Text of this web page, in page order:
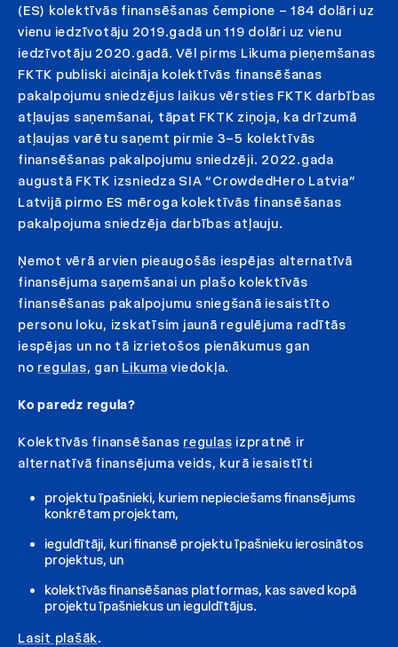
(ES) kolektīvās finansēšanas čempione – 184 dolāri uz
vienu iedzīvotāju 2019.gadā un 119 dolāri uz vienu
iedzīvotāju 2020.gadā. Vēl pirms Likuma pieņemšanas
FKTK publiski aicināja kolektīvās finansēšanas
pakalpojumu sniedzējus laikus vērsties FKTK darbības
atļaujas saņemšanai, tāpat FKTK ziņoja, ka drīzumā
atļaujas varētu saņemt pirmie 3–5 kolektīvās
finansēšanas pakalpojumu sniedzēji. 2022.gada
augustā FKTK izsniedza SIA “CrowdedHero Latvia”
Latvijā pirmo ES mēroga kolektīvās finansēšanas
pakalpojuma sniedzēja darbības atļauju.
Ņemot vērā arvien pieaugošās iespējas alternatīvā
finansējuma saņemšanai un plašo kolektīvās
finansēšanas pakalpojumu sniegšanā iesaistīto
personu loku, izskatīsim jaunā regulējuma radītās
iespējas un no tā izrietošos pienākumus gan
no regulas, gan Likuma viedokļa.
Ko paredz regula?
Kolektīvās finansēšanas regulas izpratnē ir
alternatīvā finansējuma veids, kurā iesaistīti
projektu īpašnieki, kuriem nepieciešams finansējums
konkrētam projektam,
ieguldītāji, kuri finansē projektu īpašnieku ierosinātos
projektus, un
kolektīvās finansēšanas platformas, kas saved kopā
projektu īpašniekus un ieguldītājus.
Lasit plašāk.